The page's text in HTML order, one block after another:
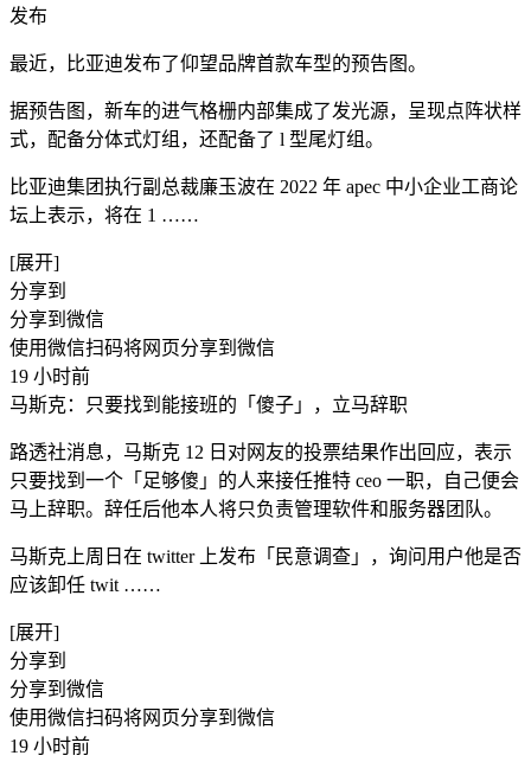
发布
最近，比亚迪发布了仰望品牌首款车型的预告图。
据预告图，新车的进气格栅内部集成了发光源，呈现点阵状样
式，配备分体式灯组，还配备了 l 型尾灯组。
比亚迪集团执行副总裁廉玉波在 2022 年 apec 中小企业工商论
坛上表示，将在 1 ​……
[展开]
分享到
分享到微信
使用微信扫码将网页分享到微信
19 小时前
马斯克：只要找到能接班的「傻子」，立马辞职
路透社消息，马斯克 12 日对网友的投票结果作出回应，表示
只要找到一个「足够傻」的人来接任推特 ceo 一职，自己便会
马上辞职。辞任后他本人将只负责管理软件和服务器团队。
马斯克上周日在 twitter 上发布「民意调查」，询问用户他是否
应该卸任 twit ​……
[展开]
分享到
分享到微信
使用微信扫码将网页分享到微信
19 小时前